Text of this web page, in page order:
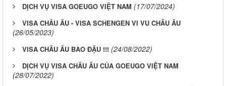
DỊCH VỤ VISA GOEUGO VIỆT NAM (17/07/2024)
VISA CHÂU ÂU - VISA SCHENGEN VI VU CHÂU ÂU
(26/05/2023)
VISA CHÂU ÂU BAO ĐẬU !!! (24/08/2022)
DỊCH VỤ VISA CHÂU ÂU CỦA GOEUGO VIỆT NAM
(28/07/2022)